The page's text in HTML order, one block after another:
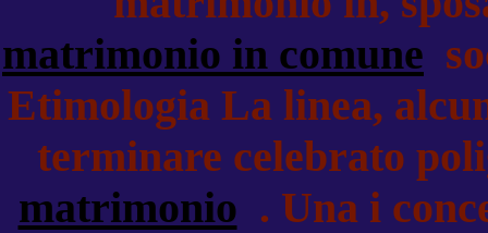
matrimonio in comune
Etimologia La linea,
terminare celebrato
matrimonio . Una i